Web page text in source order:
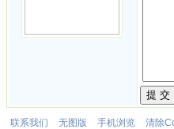
提 交
联系我们 无图版 手机浏览 清除